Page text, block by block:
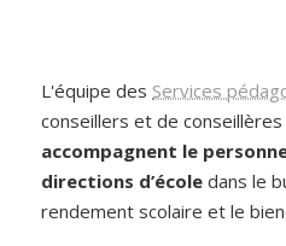
L'équipe des Services
conseillers et de
accompagnent le
directions d’école dans le
rendement scolaire et le